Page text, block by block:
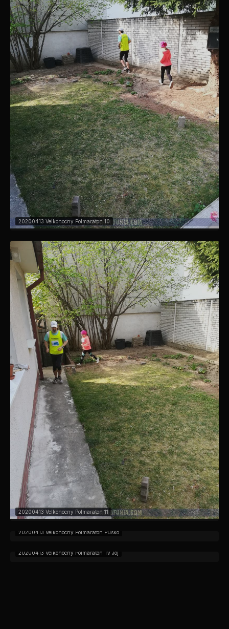
20200413 Velkonocny Polmaraton 10
20200413 Velkonocny Polmaraton 11
20200413 Velkonocny Polmaraton Pusko
20200413 Velkonocny Polmaraton Tv Joj